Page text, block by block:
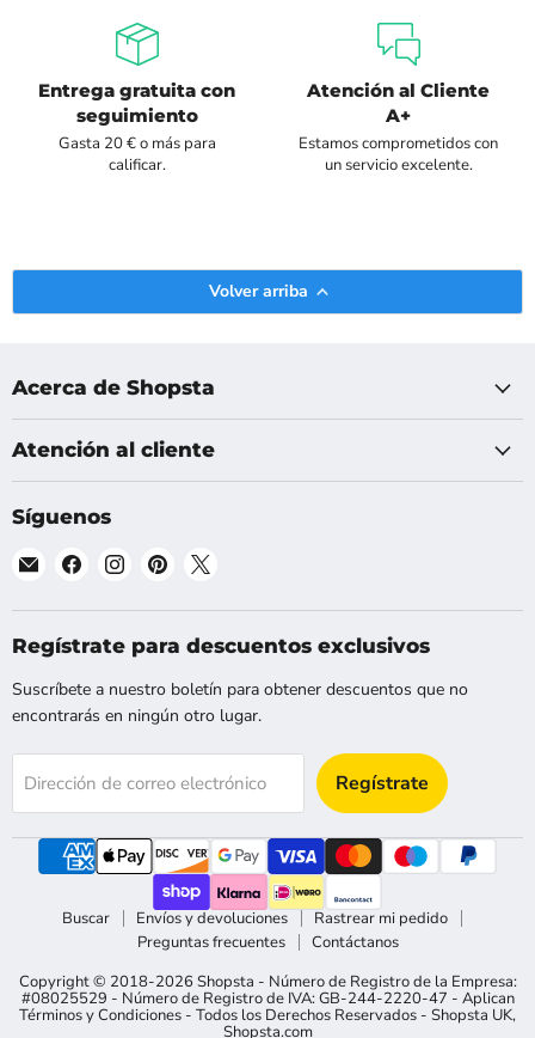
Entrega gratuita con
seguimiento
Gasta 20 € o más para
calificar.
Atención al Cliente
A+
Estamos comprometidos con
un servicio excelente.
Volver arriba
Acerca de Shopsta
Atención al cliente
Síguenos
Encuéntranos
Correo
electrónico
Encuéntranos
Facebook
Encuéntranos
Instagram
Encuéntranos
Pinterest
X
Regístrate para descuentos exclusivos
Suscríbete a nuestro boletín para obtener descuentos que no
encontrarás en ningún otro lugar.
Dirección de correo electrónico Regístrate
Buscar Envíos y devoluciones
Rastrear mi pedido
Preguntas frecuentes
Contáctanos
Copyright © 2018-2026 Shopsta - Número de Registro de la Empresa:
#08025529 - Número de Registro de IVA: GB-244-2220-47 - Aplican
Términos y Condiciones - Todos los Derechos Reservados - Shopsta UK,
Shopsta.com